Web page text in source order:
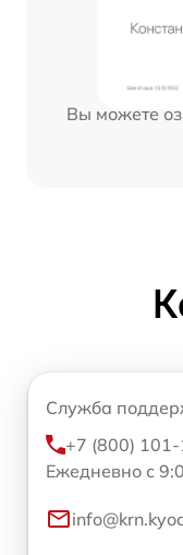
Вы можете
Служба
+7 (800)
Ежедневно с